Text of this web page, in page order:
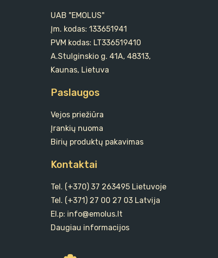
UAB "EMOLUS"
Įm. kodas: 133651941
PVM kodas: LT336519410
A.Stulginskio g. 41A, 48313,
Kaunas, Lietuva
Paslaugos
Vejos priežiūra
Įrankių nuoma
Birių produktų pakavimas
Kontaktai
Tel. (+370) 37 263495 Lietuvoje
Tel. (+371) 27 00 27 03 Latvija
El.p: info@emolus.lt
Daugiau informacijos